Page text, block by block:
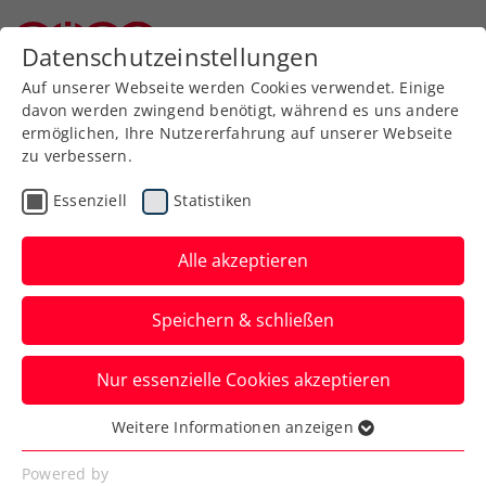
Zurück zur Newsübersicht
Turniere
NÖ Open powered by
EVN: 5 Jahre
Spitzentennis in
Niederösterreich
Der Kartenvorverkauf zum ATP-100-
Challenger beim TC Tulln ist mittlerweile
im Gang.
Datenschutzeinstellungen
Auf unserer Webseite werden Cookies verwendet. Einige
davon werden zwingend benötigt, während es uns andere
ermöglichen, Ihre Nutzererfahrung auf unserer Webseite
zu verbessern.
Essenziell Statistiken
Alle akzeptieren
Speichern & schließen
Nur essenzielle Cookies akzeptieren
Essenziell
Essenzielle Cookies werden für grundlegende
Weitere Informationen anzeigen
Powered by